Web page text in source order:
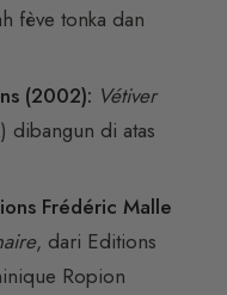
fève tonka dan
(2002): Vétiver
dibangun di atas
Frédéric Malle
, dari Editions
Ropion